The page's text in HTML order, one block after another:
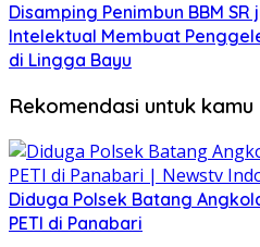
Disamping Penimbun BBM
Intelektual Membuat
di Lingga Bayu
Rekomendasi untuk kamu
Diduga Polsek Batang
PETI di Panabari